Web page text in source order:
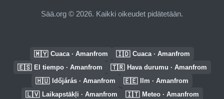
Sää.org © 2026. Kaikki oikeudet pidätetään.
🇲🇾 Cuaca · Amanfrom 🇮🇩 Cuaca · Amanfrom
🇪🇸 El tiempo · Amanfrom 🇹🇷 Hava durumu · Amanfrom
🇭🇺 Időjárás · Amanfrom 🇪🇪 Ilm · Amanfrom
🇱🇻 Laikapstākļi · Amanfrom 🇮🇹 Meteo · Amanfrom